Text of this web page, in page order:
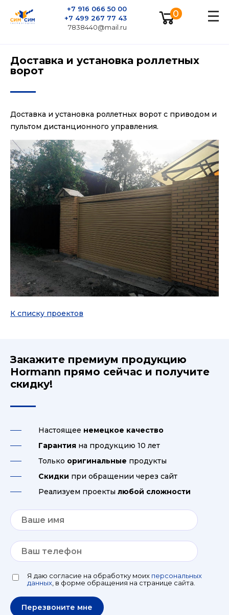
+7 916 066 50 00
+7 499 267 77 43
7838440@mail.ru
0
Доставка и установка роллетных
ворот
Доставка и установка роллетных ворот с приводом и
пультом дистанционного управления.
К списку проектов
Закажите премиум продукцию
Hormann прямо сейчас и получите
скидку!
Настоящее немецкое качество
Гарантия на продукцию 10 лет
Только оригинальные продукты
Скидки при обращении через сайт
Реализуем проекты любой сложности
Я даю согласие на обработку моих персональных
данных, в форме обращения на странице сайта.